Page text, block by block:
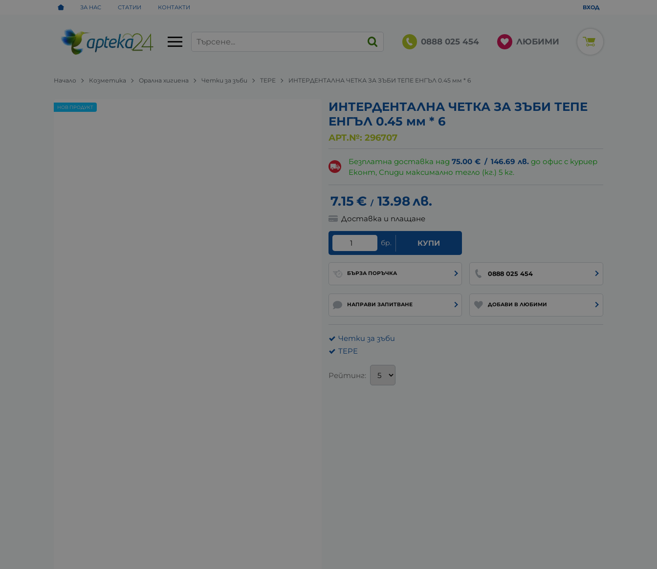
ЗА НАС СТАТИИ КОНТАКТИ ВХОД
0888 025 454 ЛЮБИМИ
Начало Козметика Орална хигиена Четки за зъби TEPE ИНТЕРДЕНТАЛНА ЧЕТКА ЗА ЗЪБИ ТЕПЕ ЕНГЪЛ 0.45 мм * 6
ИНТЕРДЕНТАЛНА ЧЕТКА ЗА ЗЪБИ ТЕПЕ
ЕНГЪЛ 0.45 мм * 6
АРТ.№: 296707
НОВ ПРОДУКТ
Безплатна доставка над75.00 € / 146.69 лв. до офис с куриер
Еконт, Спиди максимално тегло (кг.) 5 кг.
7.15€ / 13.98лв.
Доставка и плащане
бр. КУПИ
БЪРЗА ПОРЪЧКА 0888 025 454
НАПРАВИ ЗАПИТВАНЕ ДОБАВИ В ЛЮБИМИ
Четки за зъби
TEPE
Рейтинг: